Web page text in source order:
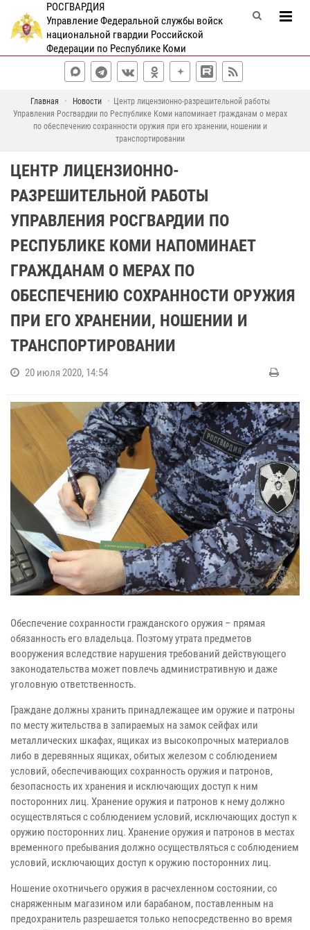
РОСГВАРДИЯ
Управление Федеральной службы войск
национальной гвардии Российской
Федерации по Республике Коми
Главная Новости
Центр лицензионно-разрешительной работы
Управления Росгвардии по Республике Коми напоминает гражданам о мерах
по обеспечению сохранности оружия при его хранении, ношении и
транспортировании
ЦЕНТР ЛИЦЕНЗИОННО-
РАЗРЕШИТЕЛЬНОЙ РАБОТЫ
УПРАВЛЕНИЯ РОСГВАРДИИ ПО
РЕСПУБЛИКЕ КОМИ НАПОМИНАЕТ
ГРАЖДАНАМ О МЕРАХ ПО
ОБЕСПЕЧЕНИЮ СОХРАННОСТИ ОРУЖИЯ
ПРИ ЕГО ХРАНЕНИИ, НОШЕНИИ И
ТРАНСПОРТИРОВАНИИ
20 июля 2020, 14:54
Обеспечение сохранности гражданского оружия – прямая
обязанность его владельца. Поэтому утрата предметов
вооружения вследствие нарушения требований действующего
законодательства может повлечь административную и даже
уголовную ответственность.
Граждане должны хранить принадлежащее им оружие и патроны
по месту жительства в запираемых на замок сейфах или
металлических шкафах, ящиках из высокопрочных материалов
либо в деревянных ящиках, обитых железом с соблюдением
условий, обеспечивающих сохранность оружия и патронов,
безопасность их хранения и исключающих доступ к ним
посторонних лиц. Хранение оружия и патронов к нему должно
осуществляться с соблюдением условий, исключающих доступ к
оружию посторонних лиц. Хранение оружия и патронов в местах
временного пребывания должно осуществляться с соблюдением
условий, исключающих доступ к оружию посторонних лиц.
Ношение охотничьего оружия в расчехленном состоянии, со
снаряженным магазином или барабаном, поставленным на
предохранитель разрешается только непосредственно во время